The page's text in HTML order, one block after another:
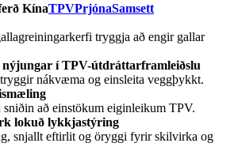
KínaTPVPrjónaSamsett
tryggja að engir gallar
nýjungar í TPV-útdráttarframleiðslu
nákvæma og einsleita veggþykkt.
að einstökum eiginleikum TPV.
lokuð lykkjastýring
snjallt eftirlit og öryggi fyrir skilvirka og